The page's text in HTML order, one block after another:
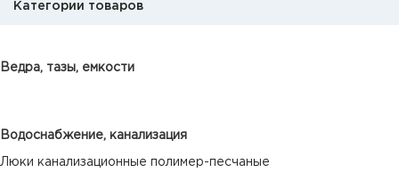
Категории товаров
Ведра, тазы, емкости
Водоснабжение, канализация
Люки канализационные полимер-песчаные